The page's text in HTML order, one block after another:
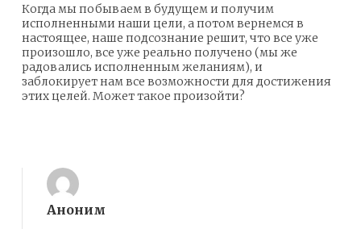
Когда мы побываем в будущем и получим
исполненными наши цели, а потом вернемся в
настоящее, наше подсознание решит, что все уже
произошло, все уже реально получено (мы же
радовались исполненным желаниям), и
заблокирует нам все возможности для достижения
этих целей. Может такое произойти?
Аноним